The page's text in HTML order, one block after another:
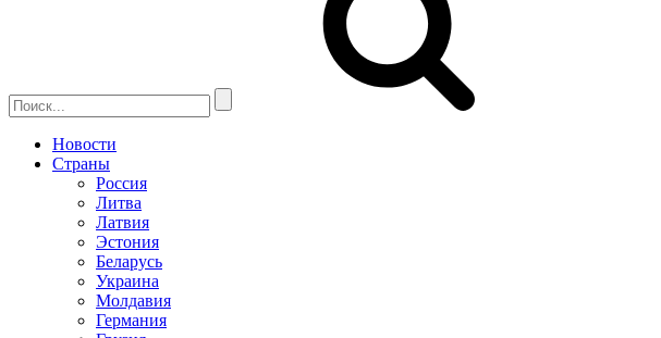
Новости
Страны
Россия
Литва
Латвия
Эстония
Беларусь
Украина
Молдавия
Германия